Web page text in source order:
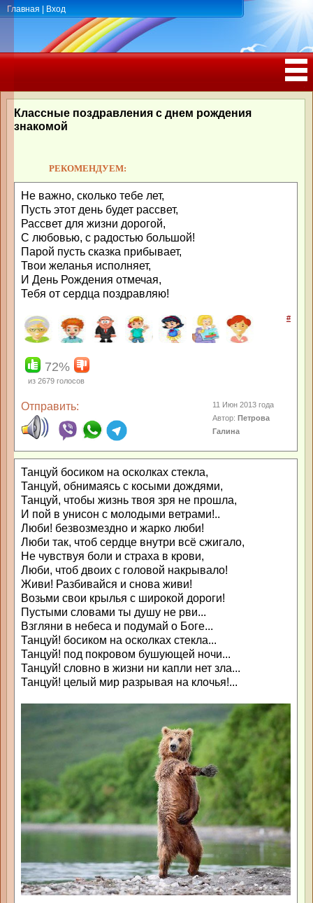
Главная Вход
РОЖДЕНИЯ, ЮБИЛЕЕМ
Классные поздравления с днем рождения
знакомой
РЕКОМЕНДУЕМ:
Не важно, сколько тебе лет,
Пусть этот день будет рассвет,
Рассвет для жизни дорогой,
С любовью, с радостью большой!
Парой пусть сказка прибывает,
Твои желанья исполняет,
И День Рождения отмечая,
Тебя от сердца поздравляю!
#
72%
из 2679 голосов
Отправить:
11 Июн 2013 года
Автор:Петрова
Галина
Танцуй босиком на осколках стекла,
Танцуй, обнимаясь с косыми дождями,
Танцуй, чтобы жизнь твоя зря не прошла,
И пой в унисон с молодыми ветрами!..
Люби! безвозмездно и жарко люби!
Люби так, чтоб сердце внутри всё сжигало,
Не чувствуя боли и страха в крови,
Люби, чтоб двоих с головой накрывало!
Живи! Разбивайся и снова живи!
Возьми свои крылья с широкой дороги!
Пустыми словами ты душу не рви...
Взгляни в небеса и подумай о Боге...
Танцуй! босиком на осколках стекла...
Танцуй! под покровом бушующей ночи...
Танцуй! словно в жизни ни капли нет зла...
Танцуй! целый мир разрывая на клочья!...